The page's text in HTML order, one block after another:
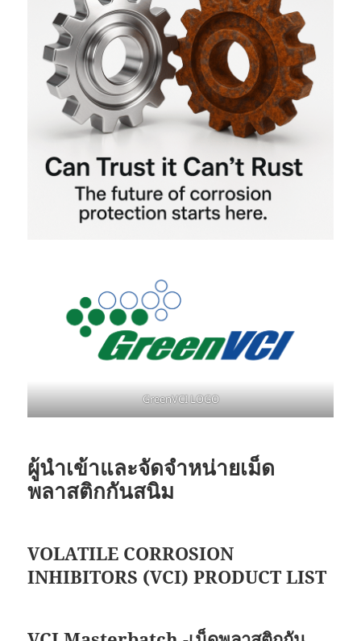
GreenVCI LOGO
ผู้นำเข้าและจัดจำหน่ายเม็ด
พลาสติกกันสนิม
VOLATILE CORROSION
INHIBITORS (VCI) PRODUCT LIST